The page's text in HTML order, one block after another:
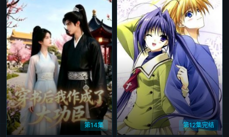
第51集 第52集 第53集 第54集
第14集 第12集完结